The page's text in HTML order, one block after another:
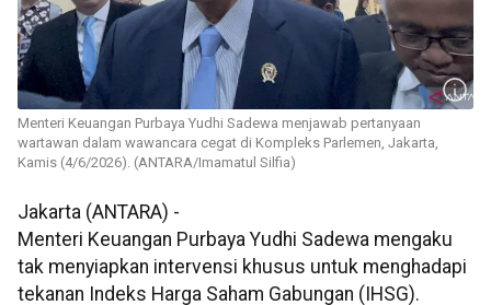
Menteri Keuangan Purbaya Yudhi Sadewa menjawab pertanyaan
wartawan dalam wawancara cegat di Kompleks Parlemen, Jakarta,
Kamis (4/6/2026). (ANTARA/Imamatul Silfia)
Jakarta (ANTARA) -
Menteri Keuangan Purbaya Yudhi Sadewa mengaku
tak menyiapkan intervensi khusus untuk menghadapi
tekanan Indeks Harga Saham Gabungan (IHSG).